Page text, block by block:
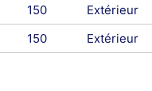
150
Extérieur
150 Extérieur